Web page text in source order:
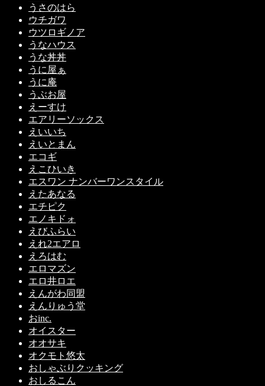
うさのはら
ウチガワ
ウツロギノア
うなハウス
うな丼丼
うに屋ぁ
うに庵
うぶお屋
えーすけ
エアリーソックス
えいいち
えいとまん
エコギ
えこひいき
エスワン ナンバーワンスタイル
えたあなる
エチピク
エノキドォ
えびふらい
えれ2エアロ
えろはむ
エロマズン
エロ井ロエ
えんがわ同盟
えんりゅう堂
おinc.
オイスター
オオサキ
オクモト悠太
おしゃぶりクッキング
おしるこん